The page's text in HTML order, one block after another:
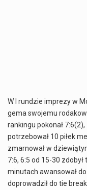
W I rundzie imprezy w
gema swojemu
rankingu pokonał
potrzebował 10 piłek
zmarnował w
7:6, 6:5 od 15-30
minutach awansował
doprowadził do tie